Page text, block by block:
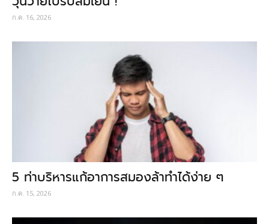
ก.ค. 16, 2026
5 ท่าบริหารแก้อาการสมองล้าทำได้ง่าย ๆ
ก.ค. 15, 2026